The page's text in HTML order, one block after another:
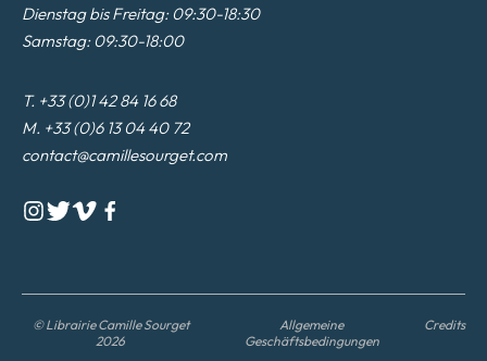
Dienstag bis Freitag: 09:30-18:30
Samstag: 09:30-18:00
T. +33 (0)1 42 84 16 68
M. +33 (0)6 13 04 40 72
contact@camillesourget.com
© Librairie Camille Sourget
2026
Allgemeine
Geschäftsbedingungen
Credits